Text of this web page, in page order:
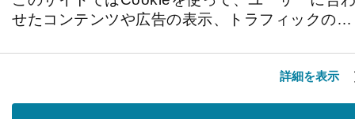
せたコンテンツや広告の表示、トラフィックの分
利用状況についても情報を収集し、ソーシャルメ
ディアや広告配信、データ解析の各パートナーに
詳細を表示